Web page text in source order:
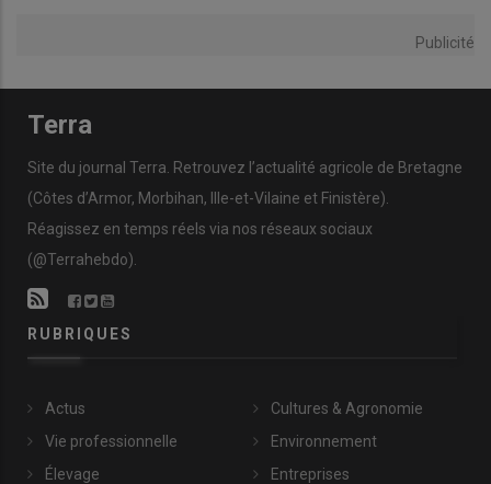
Publicité
Terra
Site du journal Terra. Retrouvez l’actualité agricole de Bretagne
(Côtes d’Armor, Morbihan, Ille-et-Vilaine et Finistère).
Réagissez en temps réels via nos réseaux sociaux
(@Terrahebdo).
RUBRIQUES
Actus
Vie professionnelle
Élevage
Cultures & Agronomie
Environnement
Entreprises